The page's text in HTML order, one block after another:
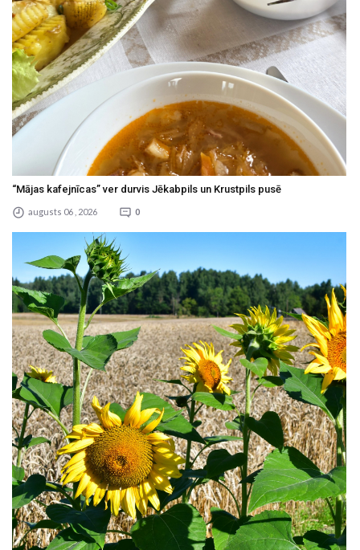
“Mājas kafejnīcas” ver durvis Jēkabpils un Krustpils pusē
augusts 06 , 2026 0